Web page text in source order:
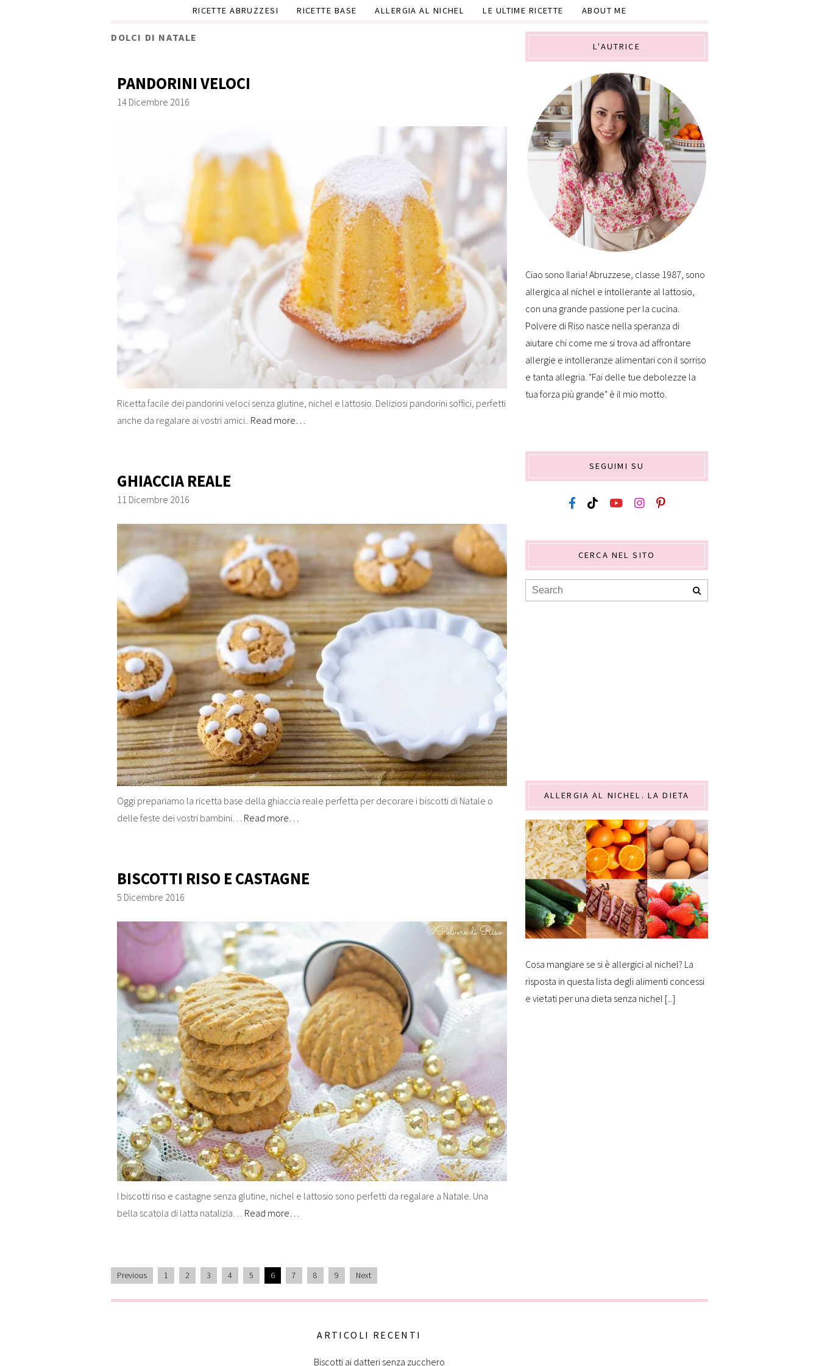
RICETTE ABRUZZESI
RICETTE BASE ALLERGIA AL NICHEL LE ULTIME RICETTE ABOUT ME
DOLCI DI NATALE
PANDORINI VELOCI
14 Dicembre 2016
Ricetta facile dei pandorini veloci senza glutine, nichel e lattosio. Deliziosi pandorini soffici, perfetti
anche da regalare ai vostri amici.. Read more…
GHIACCIA REALE
11 Dicembre 2016
Oggi prepariamo la ricetta base della ghiaccia reale perfetta per decorare i biscotti di Natale o
delle feste dei vostri bambini… Read more…
BISCOTTI RISO E CASTAGNE
5 Dicembre 2016
I biscotti riso e castagne senza glutine, nichel e lattosio sono perfetti da regalare a Natale. Una
bella scatola di latta natalizia… Read more…
Previous 1 2 3 4 5 6 7 8 9 Next
L'AUTRICE
Ciao sono Ilaria! Abruzzese, classe 1987, sono
allergica al nichel e intollerante al lattosio,
con una grande passione per la cucina.
Polvere di Riso nasce nella speranza di
aiutare chi come me si trova ad affrontare
allergie e intolleranze alimentari con il sorriso
e tanta allegria. "Fai delle tue debolezze la
tua forza più grande" è il mio motto.
SEGUIMI SU
CERCA NEL SITO
ALLERGIA AL NICHEL. LA DIETA
Cosa mangiare se si è allergici al nichel? La
risposta in questa lista degli alimenti concessi
e vietati per una dieta senza nichel [...]
ARTICOLI RECENTI
Biscotti ai datteri senza zucchero